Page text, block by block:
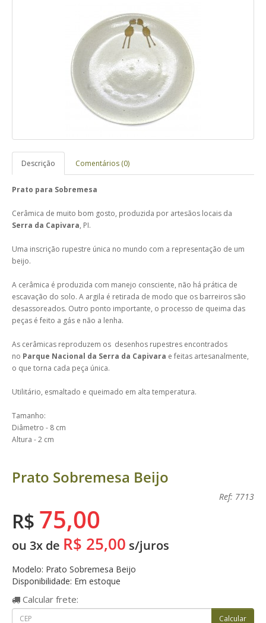
Descrição Comentários (0)
Prato para Sobremesa
Cerâmica de muito bom gosto, produzida por artesãos locais da
Serra da Capivara, PI.
Uma inscrição rupestre única no mundo com a representação de um
beijo.
A cerâmica é produzida com manejo consciente, não há prática de
escavação do solo. A argila é retirada de modo que os barreiros são
desassoreados. Outro ponto importante, o processo de queima das
peças é feito a gás e não a lenha.
As cerâmicas reproduzem os desenhos rupestres encontrados
no Parque Nacional da Serra da Capivara e feitas artesanalmente,
o que torna cada peça única.
Utilitário, esmaltado e queimado em alta temperatura.
Tamanho:
Diâmetro - 8 cm
Altura - 2 cm
Prato Sobremesa Beijo
Ref: 7713
R$ 75,00
ou 3x de R$ 25,00 s/juros
Modelo: Prato Sobremesa Beijo
Disponibilidade: Em estoque
Calcular frete: